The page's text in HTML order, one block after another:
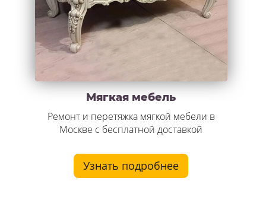
Мягкая мебель
Ремонт и перетяжка мягкой мебели в
Москве с бесплатной доставкой
Узнать подробнее